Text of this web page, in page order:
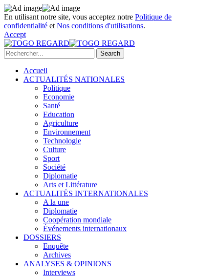
En utilisant notre site, vous acceptez notre Politique de
confidentialité et Nos conditions d'utilisations.
Accept
Accueil
ACTUALITÉS NATIONALES
Politique
Economie
Santé
Education
Agriculture
Environnement
Technologie
Culture
Sport
Société
Diplomatie
Arts et Littérature
ACTUALITÉS INTERNATIONALES
A la une
Diplomatie
Coopération mondiale
Événements internationaux
DOSSIERS
Enquête
Archives
ANALYSES & OPINIONS
Interviews